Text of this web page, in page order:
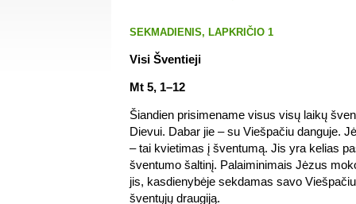
SEKMADIENIS, LAPKRIČIO 1
Visi Šventieji
Mt 5, 1–12
Šiandien prisimename visus visų laikų
Dievui. Dabar jie – su Viešpačiu danguje.
– tai kvietimas į šventumą. Jis yra kelias
šventumo šaltinį. Palaiminimais Jėzus
jis, kasdienybėje sekdamas savo
šventųjų draugiją.